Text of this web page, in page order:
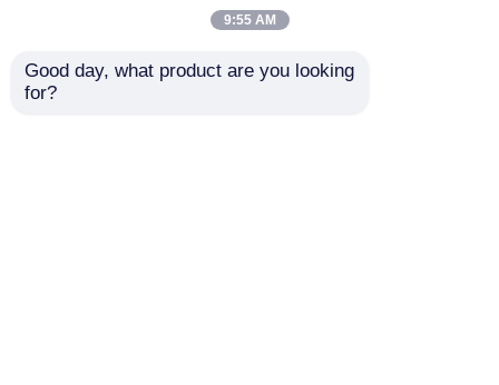
9:55 AM
Good day, what product are you looking
for?